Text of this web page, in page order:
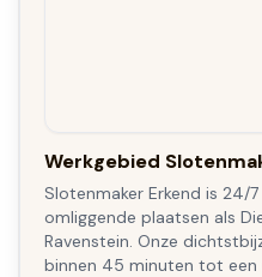
Werkgebied
Slotenmaker Erkend is 24/
omliggende plaatsen als
Ravenstein. Onze
binnen 45 minuten tot